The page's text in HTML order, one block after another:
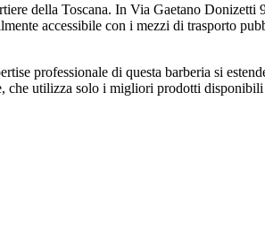
della Toscana. In Via Gaetano Donizetti
accessibile con i mezzi di trasporto
professionale di questa barberia si
che utilizza solo i migliori prodotti